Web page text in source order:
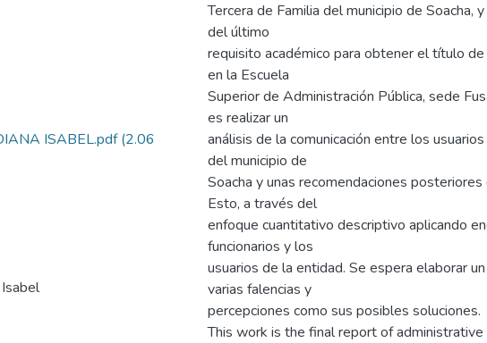
ISABEL.pdf(2.06
Tercera de Familia del municipio de Soacha,
del último
requisito académico para obtener el título
en la Escuela
Superior de Administración Pública, sede
es realizar un
análisis de la comunicación entre los
del municipio de
Soacha y unas recomendaciones
Esto, a través del
enfoque cuantitativo descriptivo aplicando
funcionarios y los
usuarios de la entidad. Se espera elaborar
varias falencias y
percepciones como sus posibles soluciones.
This work is the final report of